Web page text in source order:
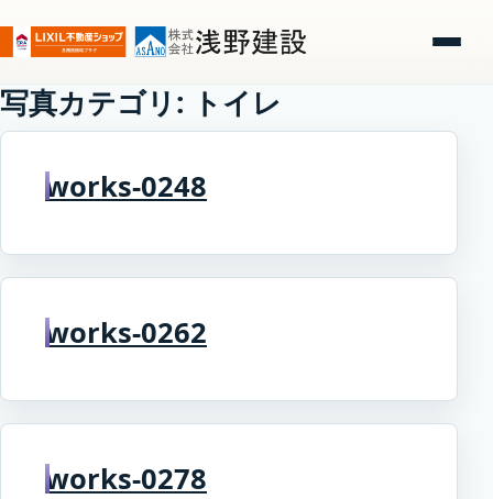
写真カテゴリ: トイレ
works-0248
works-0262
works-0278